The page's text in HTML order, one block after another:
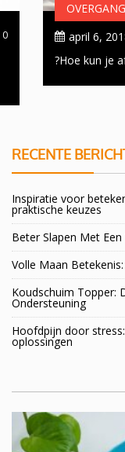
april 6,
Hoe kun je
0
RECENTE
Inspiratie voor
praktische keuzes
Beter Slapen Met
Volle Maan
Koudschuim Topper:
Ondersteuning
Hoofdpijn door
oplossingen